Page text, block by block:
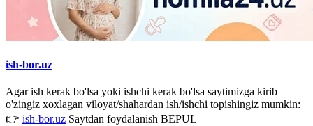
ish-bor.uz
Agar ish kerak bo'lsa yoki ishchi kerak bo'lsa saytimizga kirib
o'zingiz xoxlagan viloyat/shahardan ish/ishchi topishingiz mumkin:
👉 ish-bor.uz Saytdan foydalanish BEPUL